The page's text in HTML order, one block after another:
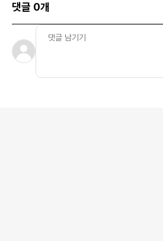
댓글 0개